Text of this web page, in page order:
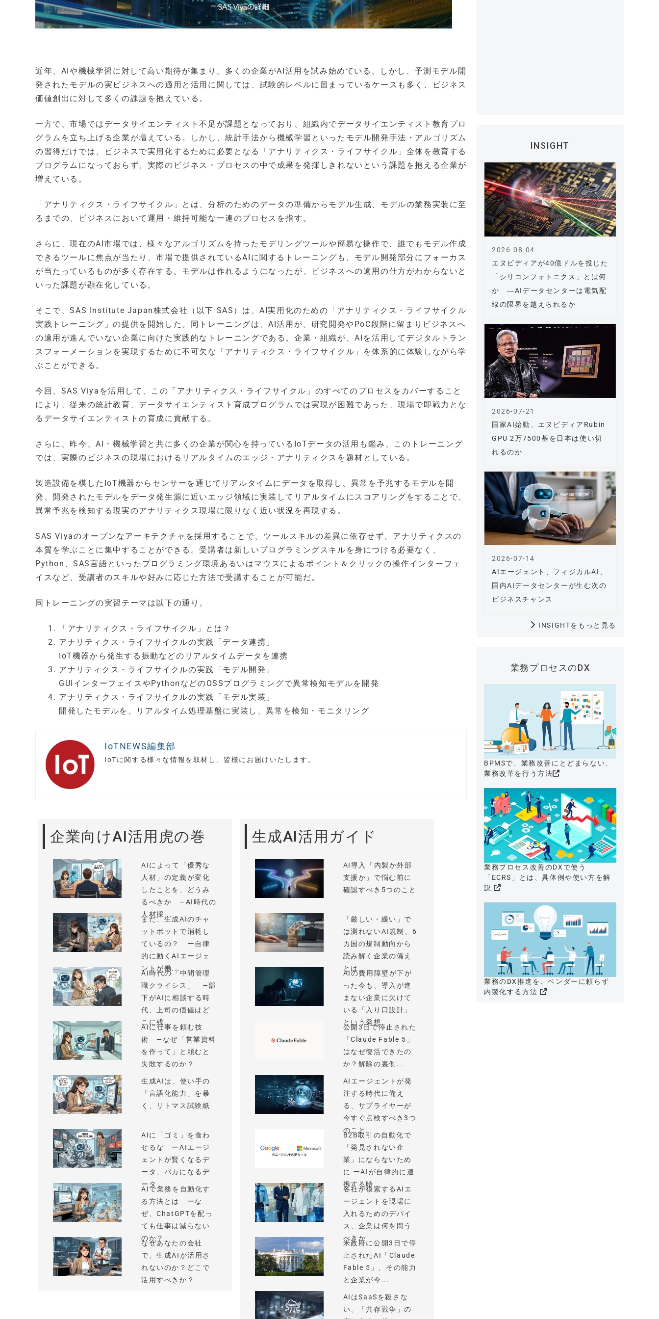
近年、AIや機械学習に対して高い期待が集まり、多くの企業がAI活用を試み始めている。しかし、予測モデル開
発されたモデルの実ビジネスへの適用と活用に関しては、試験的レベルに留まっているケースも多く、ビジネス
価値創出に対して多くの課題を抱えている。
一方で、市場ではデータサイエンティスト不足が課題となっており、組織内でデータサイエンティスト教育プロ
グラムを立ち上げる企業が増えている。しかし、統計手法から機械学習といったモデル開発手法・アルゴリズム
の習得だけでは、ビジネスで実用化するために必要となる「アナリティクス・ライフサイクル」全体を教育する
プログラムになっておらず、実際のビジネス・プロセスの中で成果を発揮しきれないという課題を抱える企業が
増えている。
「アナリティクス・ライフサイクル」とは、分析のためのデータの準備からモデル生成、モデルの業務実装に至
るまでの、ビジネスにおいて運用・維持可能な一連のプロセスを指す。
さらに、現在のAI市場では、様々なアルゴリズムを持ったモデリングツールや簡易な操作で、誰でもモデル作成
できるツールに焦点が当たり、市場で提供されているAIに関するトレーニングも、モデル開発部分にフォーカス
が当たっているものが多く存在する。モデルは作れるようになったが、ビジネスへの適用の仕方がわからないと
いった課題が顕在化している。
そこで、SAS Institute Japan株式会社（以下 SAS）は、AI実用化のための「アナリティクス・ライフサイクル
実践トレーニング」の提供を開始した。同トレーニングは、AI活用が、研究開発やPoC段階に留まりビジネスへ
の適用が進んでいない企業に向けた実践的なトレーニングである。企業・組織が、AIを活用してデジタルトラン
スフォーメーションを実現するために不可欠な「アナリティクス・ライフサイクル」を体系的に体験しながら学
ぶことができる。
今回、SAS Viyaを活用して、この「アナリティクス・ライフサイクル」のすべてのプロセスをカバーすること
により、従来の統計教育、データサイエンティスト育成プログラムでは実現が困難であった、現場で即戦力とな
るデータサイエンティストの育成に貢献する。
さらに、昨今、AI・機械学習と共に多くの企業が関心を持っているIoTデータの活用も鑑み、このトレーニング
では、実際のビジネスの現場におけるリアルタイムのエッジ・アナリティクスを題材としている。
製造設備を模したIoT機器からセンサーを通じてリアルタイムにデータを取得し、異常を予兆するモデルを開
発、開発されたモデルをデータ発生源に近いエッジ領域に実装してリアルタイムにスコアリングをすることで、
異常予兆を検知する現実のアナリティクス現場に限りなく近い状況を再現する。
SAS Viyaのオープンなアーキテクチャを採用することで、ツールスキルの差異に依存せず、アナリティクスの
本質を学ぶことに集中することができる。受講者は新しいプログラミングスキルを身につける必要なく、
Python、SAS言語といったプログラミング環境あるいはマウスによるポイント＆クリックの操作インターフェ
イスなど、受講者のスキルや好みに応じた方法で受講することが可能だ。
同トレーニングの実習テーマは以下の通り。
「アナリティクス・ライフサイクル」とは？
アナリティクス・ライフサイクルの実践「データ連携」
IoT機器から発生する振動などのリアルタイムデータを連携
アナリティクス・ライフサイクルの実践「モデル開発」
GUIインターフェイスやPythonなどのOSSプログラミングで異常検知モデルを開発
アナリティクス・ライフサイクルの実践「モデル実装」
開発したモデルを、リアルタイム処理基盤に実装し、異常を検知・モニタリング
IoTNEWS編集部
IoTに関する様々な情報を取材し、皆様にお届けいたします。
企業向けAI活用虎の巻
AIによって「優秀な
人材」の定義が変化
したことを、どうみ
るべきか —AI時代の
人材採...
まだ、生成AIのチャ
ットボットで消耗し
ているの？ ー自律
的に動くAIエージェ
ントが働...
AI時代の「中間管理
職クライシス」 —部
下がAIに相談する時
代、上司の価値はど
こに残...
AIに仕事を頼む技
術 —なぜ「営業資料
を作って」と頼むと
失敗するのか？
生成AIは、使い手の
「言語化能力」を暴
く、リトマス試験紙
AIに「ゴミ」を食わ
せるな ーAIエージ
ェントが賢くなるデ
ータ、バカになるデ
ータ
AIで業務を自動化す
る方法とは ーな
ぜ、ChatGPTを配っ
ても仕事は減らない
のか？
なぜあなたの会社
で、生成AIが活用さ
れないのか？どこで
活用すべきか？
生成AI活用ガイド
AI導入「内製か外部
支援か」で悩む前に
確認すべき5つのこと
「厳しい・緩い」で
は測れないAI規制、6
カ国の規制動向から
読み解く企業の備え
とは
AIの費用障壁が下が
った今も、導入が進
まない企業に欠けて
いる「入り口設計」
という発想
公開3日で停止された
「Claude Fable 5」
はなぜ復活できたの
か？解除の裏側...
AIエージェントが発
注する時代に備え
る、サプライヤーが
今すぐ点検すべき3つ
のこと
B2B取引の自動化で
「発見されない企
業」にならないため
に ーAIが自律的に連
携する時...
各社が模索するAIエ
ージェントを現場に
入れるためのデバイ
ス、企業は何を問う
べきか
米政府に公開3日で停
止されたAI「Claude
Fable 5」、その能力
と企業が今...
AIはSaaSを殺さな
い、「共存戦争」の
INSIGHT
エヌビディアが40億ドルを投じた
「シリコンフォトニクス」とは何
か ―AIデータセンターは電気配
線の限界を越えられるか
2026-08-04
国家AI始動、エヌビディアRubin
GPU 2万7500基を日本は使い切
れるのか
2026-07-21
AIエージェント、フィジカルAI、
国内AIデータセンターが生む次の
ビジネスチャンス
2026-07-14
INSIGHTをもっと見る
業務プロセスのDX
BPMSで、業務改善にとどまらない、
業務改革を行う方法
業務プロセス改善のDXで使う
「ECRS」とは、具体例や使い方を解
説
業務のDX推進を、ベンダーに頼らず
内製化する方法